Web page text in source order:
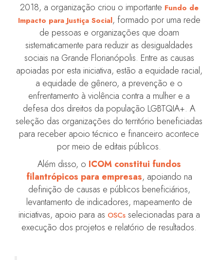
2018, a organização criou o importante Fundo de
Impacto para Justiça Social, formado por uma rede
de pessoas e organizações que doam
sistematicamente para reduzir as desigualdades
sociais na Grande Florianópolis. Entre as causas
apoiadas por esta iniciativa, estão a equidade racial,
a equidade de gênero, a prevenção e o
enfrentamento à violência contra a mulher e a
defesa dos direitos da população LGBTQIA+. A
seleção das organizações do território beneficiadas
para receber apoio técnico e financeiro acontece
por meio de editais públicos.
Além disso, o ICOM constitui fundos
filantrópicos para empresas, apoiando na
definição de causas e públicos beneficiários,
levantamento de indicadores, mapeamento de
iniciativas, apoio para as OSCsselecionadas para a
execução dos projetos e relatório de resultados.